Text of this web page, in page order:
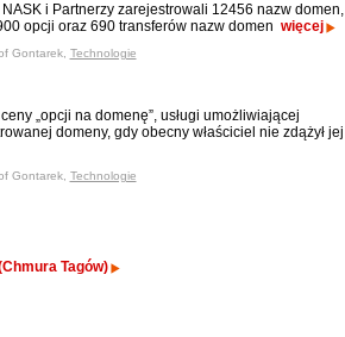
i Partnerzy zarejestrowali 12456 nazw domen,
opcji oraz 690 transferów nazw domen więcej
Gontarek, Technologie
„opcji na domenę”, usługi umożliwiającej
domeny, gdy obecny właściciel nie zdążył jej
Gontarek, Technologie
Tagów)